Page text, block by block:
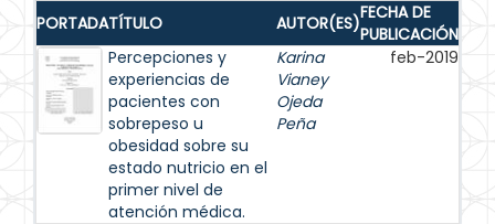
PORTADATÍTULO AUTOR(ES)FECHA DE
PUBLICACIÓN
Percepciones y
experiencias de
pacientes con
sobrepeso u
obesidad sobre su
estado nutricio en el
primer nivel de
atención médica.
Karina
Vianey
Ojeda
Peña
feb-2019